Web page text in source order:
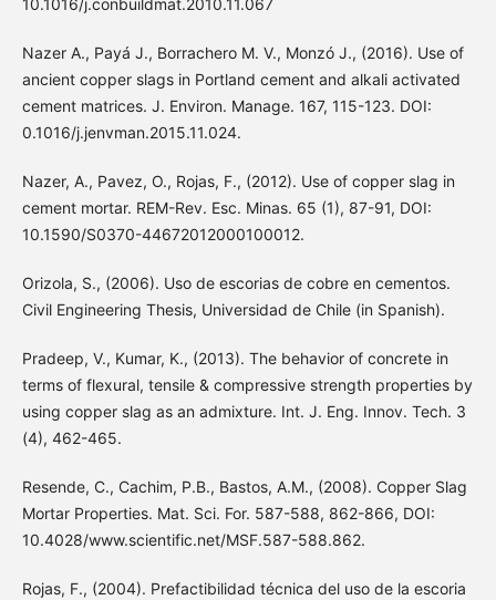
10.1016/j.conbuildmat.2010.11.067
Nazer A., Payá J., Borrachero M. V., Monzó J., (2016). Use of
ancient copper slags in Portland cement and alkali activated
cement matrices. J. Environ. Manage. 167, 115-123. DOI:
0.1016/j.jenvman.2015.11.024.
Nazer, A., Pavez, O., Rojas, F., (2012). Use of copper slag in
cement mortar. REM-Rev. Esc. Minas. 65 (1), 87-91, DOI:
10.1590/S0370-44672012000100012.
Orizola, S., (2006). Uso de escorias de cobre en cementos.
Civil Engineering Thesis, Universidad de Chile (in Spanish).
Pradeep, V., Kumar, K., (2013). The behavior of concrete in
terms of flexural, tensile & compressive strength properties by
using copper slag as an admixture. Int. J. Eng. Innov. Tech. 3
(4), 462-465.
Resende, C., Cachim, P.B., Bastos, A.M., (2008). Copper Slag
Mortar Properties. Mat. Sci. For. 587-588, 862-866, DOI:
10.4028/www.scientific.net/MSF.587-588.862.
Rojas, F., (2004). Prefactibilidad técnica del uso de la escoria